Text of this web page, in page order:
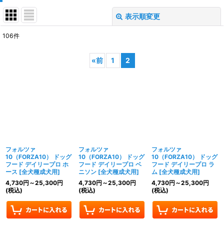
表示順変更
106件
«前 1 2
フォルツァ
10（FORZA10） ドッグ
フード デイリープロ ホ
ース [全犬種成犬用]
4,730円 ～25,300円
(税込)
フォルツァ
10（FORZA10） ドッグ
フード デイリープロ ベ
ニソン [全犬種成犬用]
4,730円 ～25,300円
(税込)
フォルツァ
10（FORZA10） ドッグ
フード デイリープロ ラ
ム [全犬種成犬用]
4,730円 ～25,300円
(税込)